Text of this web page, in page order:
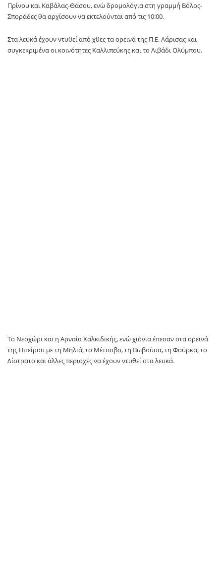
Πρίνου και Καβάλας-Θάσου, ενώ δρομολόγια στη γραμμή Βόλος-
Σποράδες θα αρχίσουν να εκτελούνται από τις 10:00.
Στα λευκά έχουν ντυθεί από χθες τα ορεινά της Π.Ε. Λάρισας και
συγκεκριμένα οι κοινότητες Καλλιπεύκης και το Λιβάδι Ολύμπου.
Το Νεοχώρι και η Αρναία Χαλκιδικής, ενώ χιόνια έπεσαν στα ορεινά
της Ηπείρου με τη Μηλιά, το Μέτσοβο, τη Βωβούσα, τη Φούρκα, το
Δίστρατο και άλλες περιοχές να έχουν ντυθεί στα λευκά.